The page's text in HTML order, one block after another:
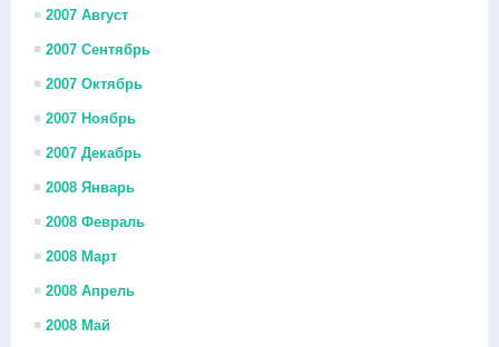
2007 Август
2007 Сентябрь
2007 Октябрь
2007 Ноябрь
2007 Декабрь
2008 Январь
2008 Февраль
2008 Март
2008 Апрель
2008 Май